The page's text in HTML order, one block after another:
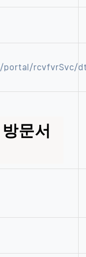
portal/rcvfvrSvc/
문서